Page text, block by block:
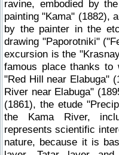
ravine, embodied by
painting "Kama" (1882),
by the painter in the
drawing "Paporotniki"
excursion is the
famous place thanks
"Red Hill near Elabuga"
River near Elabuga"
(1861), the etude
the Kama River,
represents scientific
nature, because it is